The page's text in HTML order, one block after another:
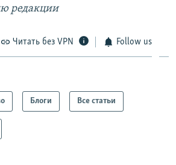
редакции
Читать без VPN Follow us
Блоги Все статьи